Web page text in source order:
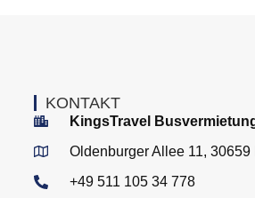
KONTAKT
KingsTravel
Oldenburger Allee 11, 30659
+49 511 105 34 778